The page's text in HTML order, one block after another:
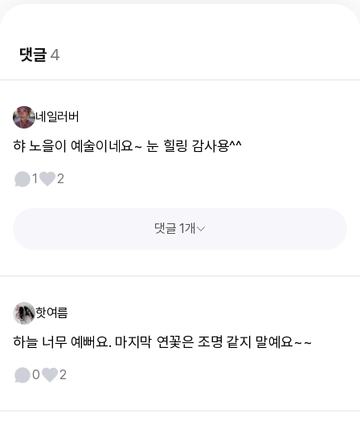
댓글4
네일러버
햐 노을이 예술이네요~ 눈 힐링 감사용^^
1 2
댓글 1개
핫여름
하늘 너무 예뻐요. 마지막 연꽃은 조명 같지 말예요~~
0 2